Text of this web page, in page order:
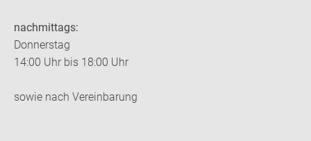
nachmittags:
Donnerstag
14:00 Uhr bis 18:00 Uhr
sowie nach Vereinbarung